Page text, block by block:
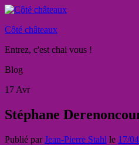
Côté châteaux
Entrez, c'est chai vous !
Blog
17 Avr
Stéphane
Publié parJean-Pierre Stahl le 17/